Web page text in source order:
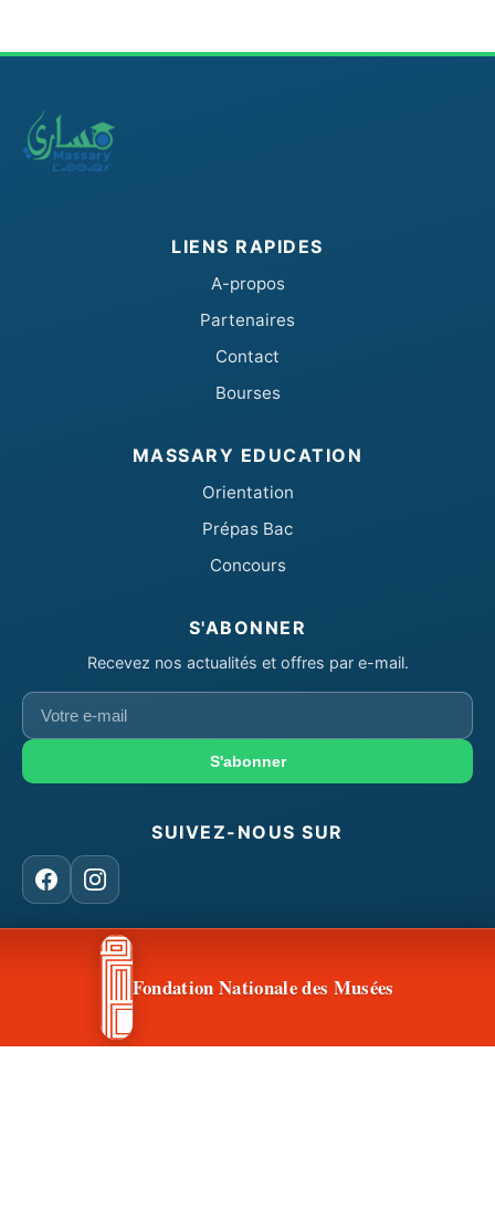
LIENS RAPIDES
A-propos
Partenaires
Contact
Bourses
MASSARY EDUCATION
Orientation
Prépas Bac
Concours
S'ABONNER
Recevez nos actualités et offres par e-mail.
Votre
e-
S'abonner
SUIVEZ-NOUS SUR
FacebookInstagram
CONTACT & ACCÈSFondation Nationale des Musées